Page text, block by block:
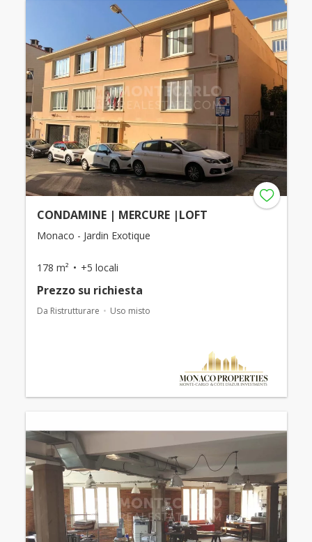
CONDAMINE | MERCURE |LOFT
Monaco - Jardin Exotique
178 m² +5 locali
Prezzo su richiesta
Da Ristrutturare Uso misto